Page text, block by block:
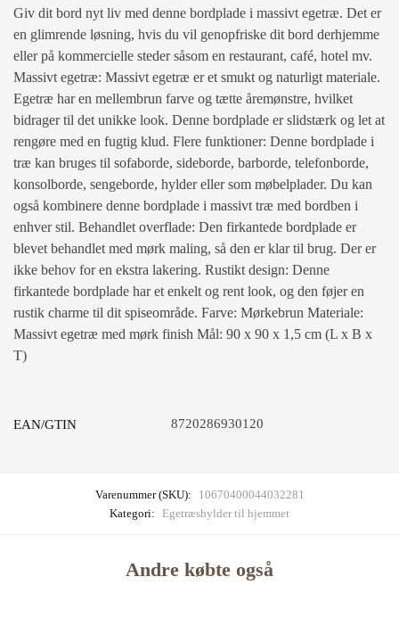
Giv dit bord nyt liv med denne bordplade i massivt egetræ. Det er
en glimrende løsning, hvis du vil genopfriske dit bord derhjemme
eller på kommercielle steder såsom en restaurant, café, hotel mv.
Massivt egetræ: Massivt egetræ er et smukt og naturligt materiale.
Egetræ har en mellembrun farve og tætte åremønstre, hvilket
bidrager til det unikke look. Denne bordplade er slidstærk og let at
rengøre med en fugtig klud. Flere funktioner: Denne bordplade i
træ kan bruges til sofaborde, sideborde, barborde, telefonborde,
konsolborde, sengeborde, hylder eller som møbelplader. Du kan
også kombinere denne bordplade i massivt træ med bordben i
enhver stil. Behandlet overflade: Den firkantede bordplade er
blevet behandlet med mørk maling, så den er klar til brug. Der er
ikke behov for en ekstra lakering. Rustikt design: Denne
firkantede bordplade har et enkelt og rent look, og den føjer en
rustik charme til dit spiseområde. Farve: Mørkebrun Materiale:
Massivt egetræ med mørk finish Mål: 90 x 90 x 1,5 cm (L x B x
T)
EAN/GTIN 8720286930120
Varenummer (SKU):
10670400044032281
Kategori: Egetræshylder til hjemmet
Andre købte også